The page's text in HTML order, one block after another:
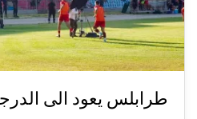
طرابلس يعود الى